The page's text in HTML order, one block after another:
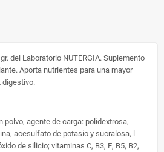
del Laboratorio NUTERGIA. Suplemento
Aporta nutrientes para una mayor
digestivo.
polvo, agente de carga: polidextrosa,
acesulfato de potasio y sucralosa, l-
de silicio; vitaminas C, B3, E, B5, B2,